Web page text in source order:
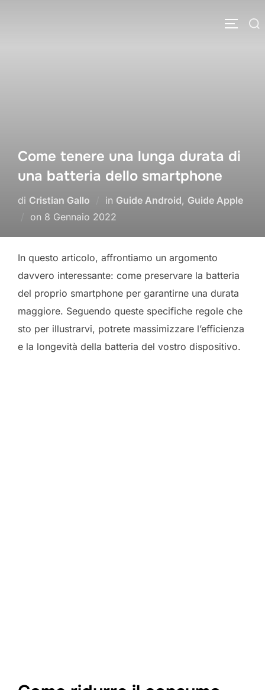
Cerca APRI/
Come tenere una lunga durata di
una batteria dello smartphone
di Cristian Gallo in Guide Android, Guide Apple
on Pubblicato
8 Gennaio 2022
In questo articolo, affrontiamo un argomento
davvero interessante: come preservare la batteria
del proprio smartphone per garantirne una durata
maggiore. Seguendo queste specifiche regole che
sto per illustrarvi, potrete massimizzare l’efficienza
e la longevità della batteria del vostro dispositivo.